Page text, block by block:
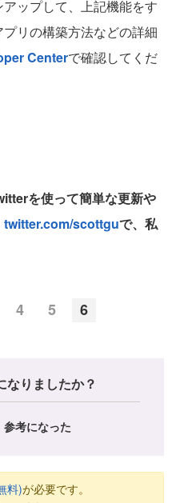
ップして、上記機能をす
リの構築方法などの詳細
Centerで確認してくだ
を使って簡単な更新や
twitter.com/scottguで、私
4 5 6
なりましたか？
参考になった
料)が必要です。